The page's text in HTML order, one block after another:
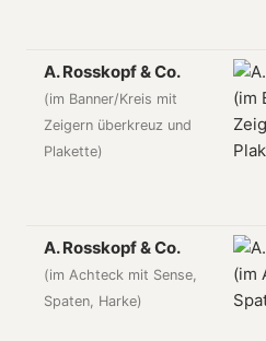
A. Rosskopf & Co.
(im Banner/Kreis mit
Zeigern überkreuz und
Plakette)
A. Rosskopf & Co.
(im Achteck mit Sense,
Spaten, Harke)